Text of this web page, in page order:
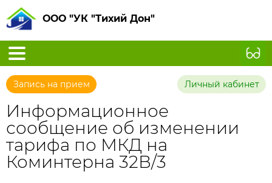
ООО "УК "Тихий Дон"
Запись на прием Личный кабинет
Информационное
сообщение об изменении
тарифа по МКД на
Коминтерна 32В/3